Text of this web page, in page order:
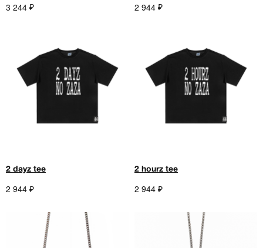
3 244 ₽ 2 944 ₽
2 dayz tee
2 944 ₽
2 hourz tee
2 944 ₽